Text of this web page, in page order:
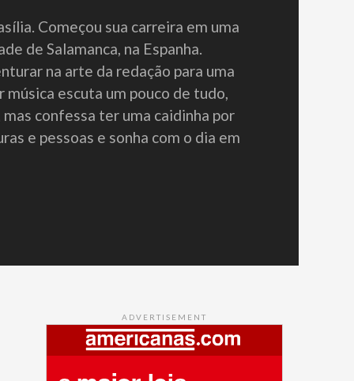
Começou sua carreira em uma
de Salamanca, na Espanha.
na arte da redação para uma
música escuta um pouco de tudo,
confessa ter uma caidinha por
e pessoas e sonha com o dia em
ADVERTISEMENT